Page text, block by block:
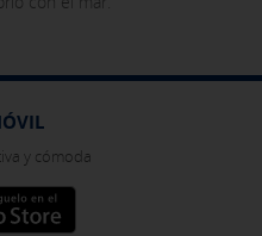
y cómoda